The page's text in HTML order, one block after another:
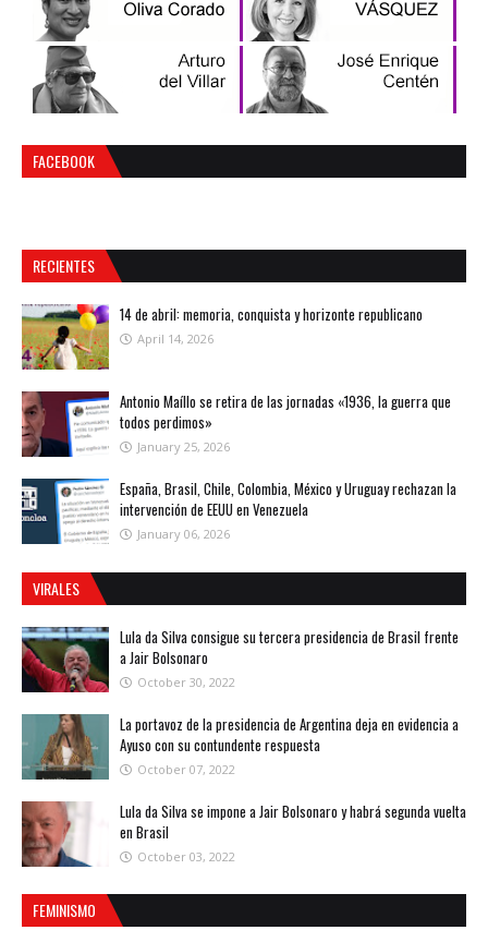
FACEBOOK
RECIENTES
14 de abril: memoria, conquista y horizonte republicano
April 14, 2026
Antonio Maíllo se retira de las jornadas «1936, la guerra que
todos perdimos»
January 25, 2026
España, Brasil, Chile, Colombia, México y Uruguay rechazan la
intervención de EEUU en Venezuela
January 06, 2026
VIRALES
Lula da Silva consigue su tercera presidencia de Brasil frente
a Jair Bolsonaro
October 30, 2022
La portavoz de la presidencia de Argentina deja en evidencia a
Ayuso con su contundente respuesta
October 07, 2022
Lula da Silva se impone a Jair Bolsonaro y habrá segunda vuelta
en Brasil
October 03, 2022
FEMINISMO